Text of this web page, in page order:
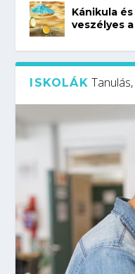
Kánikula
veszélyes
ISKOLÁK